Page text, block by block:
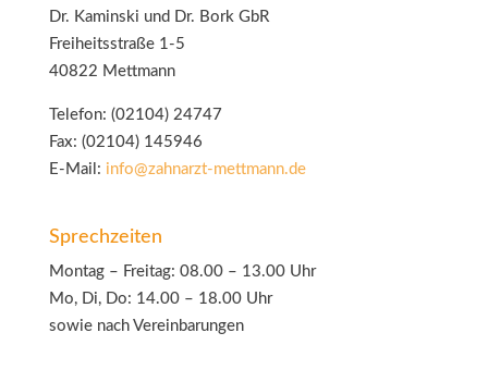
Telefon: (02104) 24747
Fax: (02104) 145946
Sprechzeiten
sowie nach Vereinbarungen